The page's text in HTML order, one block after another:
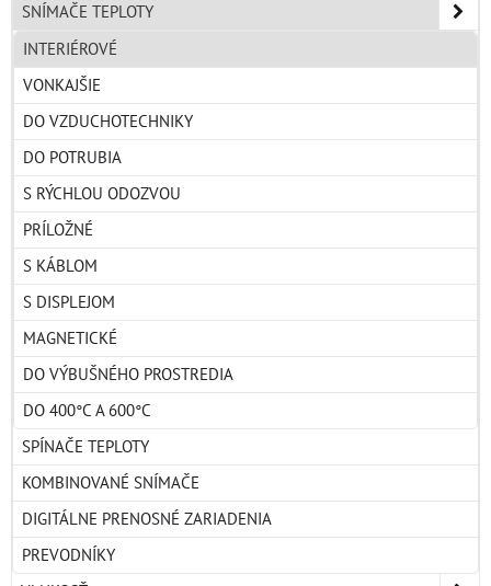
SNÍMAČE TEPLOTY
INTERIÉROVÉ
VONKAJŠIE
DO VZDUCHOTECHNIKY
DO POTRUBIA
S RÝCHLOU ODOZVOU
PRÍLOŽNÉ
S KÁBLOM
S DISPLEJOM
MAGNETICKÉ
DO VÝBUŠNÉHO PROSTREDIA
DO 400°C A 600°C
SPÍNAČE TEPLOTY
KOMBINOVANÉ SNÍMAČE
DIGITÁLNE PRENOSNÉ ZARIADENIA
PREVODNÍKY